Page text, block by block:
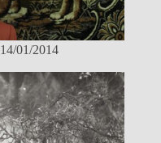
14/01/2014